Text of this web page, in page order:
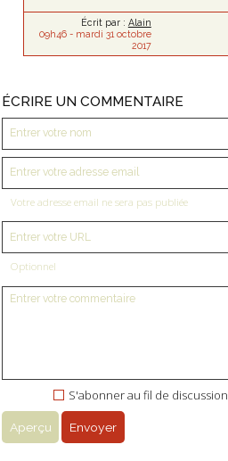
Écrit par : Alain
09h46- mardi 31 octobre
2017
ÉCRIRE UN COMMENTAIRE
Votre adresse email ne sera pas publiée
Optionnel
S'abonner au fil de discussion